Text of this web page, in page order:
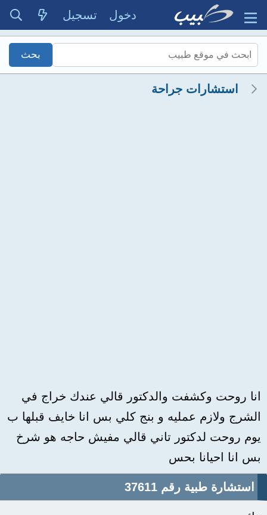
دخول تسجيل
استشارات جراحة
انا روحت وكشفت والدكتور قالي عندك خراج في
الشرج ولازم عمليه و بنج كلي بس انا خايف قبلها ب
يوم روحت لدكتور تاني قالي مفيش حاجه هو شرخ
بس انا احيانا بحس
استشارة طبية رقم 37611